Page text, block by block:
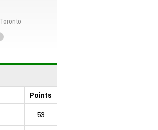
Toronto
Points
53